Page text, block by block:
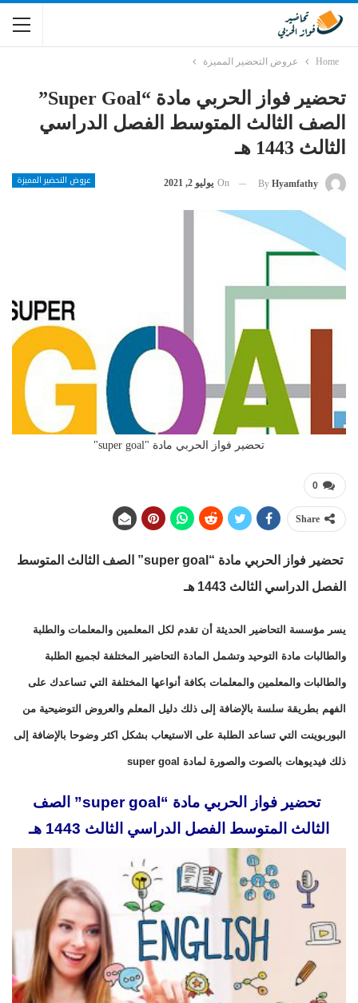
Home عروض التحضير المميزة
تحضير فواز الحربي مادة “super Goal”
الصف الثالث المتوسط الفصل الدراسي
الثالث 1443 هـ
عروض التحضير المميزة By Hyamfathy
On يوليو 2, 2021
تحضير فواز الحربي مادة "super goal"
0
Share
تحضير فواز الحربي مادة “super goal” الصف الثالث المتوسط
الفصل الدراسي الثالث 1443 هـ
يسر مؤسسة التحاضير الحديثة أن تقدم لكل المعلمين والمعلمات والطلبة
والطالبات مادة التوحيد وتشمل المادة التحاضير المختلفة لجميع الطلبة
والطالبات والمعلمين والمعلمات بكافة أنواعها المختلفة التي تساعدك على
الفهم بطريقة سلسة بالإضافة إلى ذلك دليل المعلم والعروض التوضيحية من
البوربوينت التي تساعد الطلبة على الاستيعاب بشكل اكثر وضوحا بالإضافة إلى
ذلك فيديوهات بالصوت والصورة لمادة super goal
تحضير فواز الحربي مادة “super goal” الصف
الثالث المتوسط الفصل الدراسي الثالث 1443 هـ